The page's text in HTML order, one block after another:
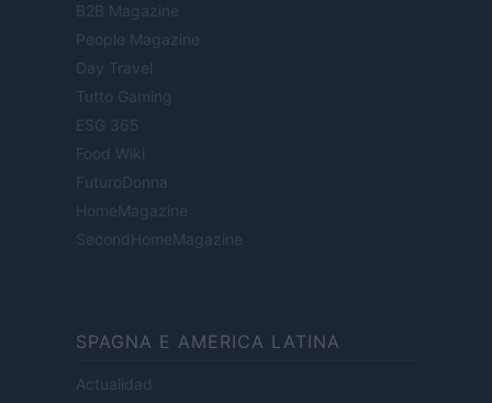
B2B Magazine
People Magazine
Day Travel
Tutto Gaming
ESG 365
Food Wiki
FuturoDonna
HomeMagazine
SecondHomeMagazine
SPAGNA E AMERICA LATINA
Actualidad